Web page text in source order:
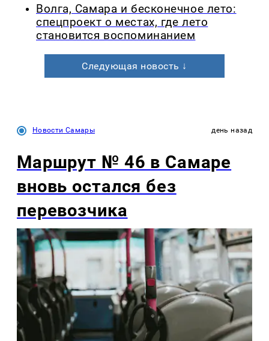
Волга, Самара и бесконечное лето:
спецпроект о местах, где лето
становится воспоминанием
Следующая новость ↓
Новости Самары день назад
Маршрут № 46 в Самаре
вновь остался без
перевозчика